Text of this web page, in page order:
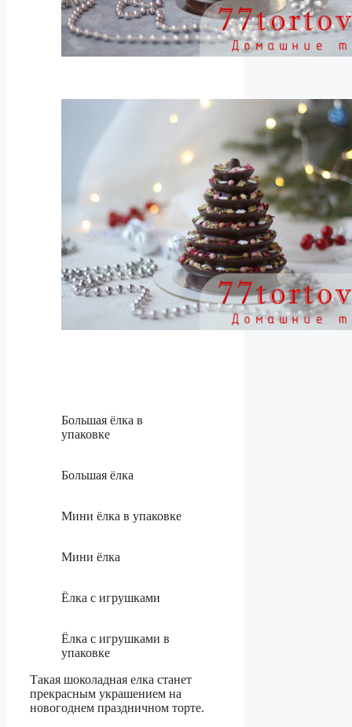
Большая ёлка в
упаковке
Большая ёлка
Мини ёлка в упаковке
Мини ёлка
Ёлка с игрушками
Ёлка с игрушками в
упаковке
Такая шоколадная елка станет
прекрасным украшением на
новогоднем праздничном торте.